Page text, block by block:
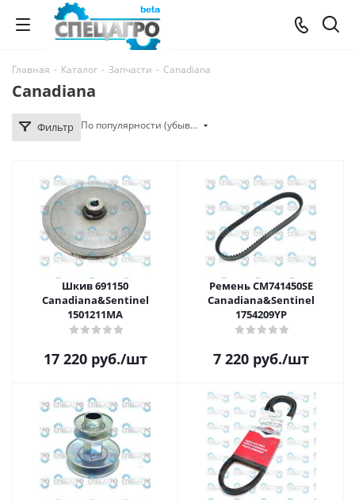
Главная - Каталог - Запчасти - Canadiana
Canadiana
Фильтр По популярности (убывание)
Шкив 691150
Canadiana&Sentinel
1501211MA
17 220руб./шт
Ремень CM741450SE
Canadiana&Sentinel
1754209YP
7 220руб./шт